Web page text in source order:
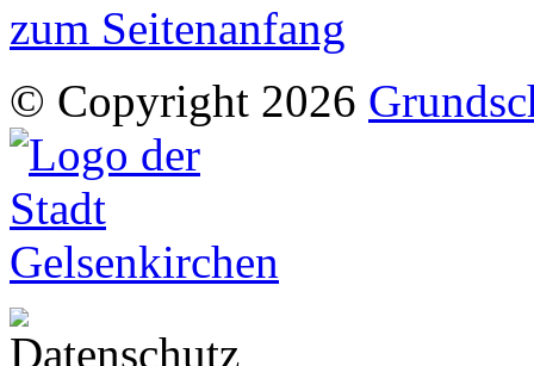
zum Seitenanfang
© Copyright 2026